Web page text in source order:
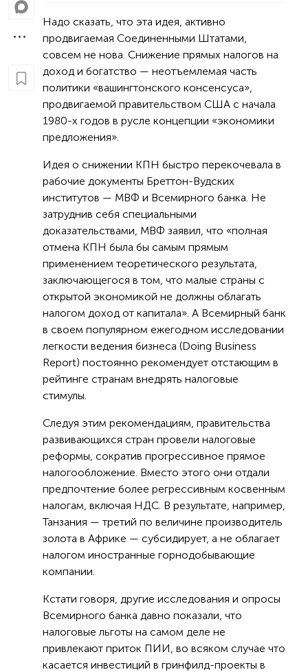
Надо сказать, что эта идея, активно
продвигаемая Соединенными Штатами,
совсем не нова. Снижение прямых налогов на
доход и богатство — неотъемлемая часть
политики «вашингтонского консенсуса»,
продвигаемой правительством США с начала
1980-х годов в русле концепции «экономики
предложения».
Идея о снижении КПН быстро перекочевала в
рабочие документы Бреттон-Вудских
институтов — МВФ и Всемирного банка. Не
затруднив себя специальными
доказательствами, МВФ заявил, что «полная
отмена КПН была бы самым прямым
применением теоретического результата,
заключающегося в том, что малые страны с
открытой экономикой не должны облагать
налогом доход от капитала». А Всемирный банк
в своем популярном ежегодном исследовании
легкости ведения бизнеса (Doing Business
Report) постоянно рекомендует отстающим в
рейтинге странам внедрять налоговые
стимулы.
Следуя этим рекомендациям, правительства
развивающихся стран провели налоговые
реформы, сократив прогрессивное прямое
налогообложение. Вместо этого они отдали
предпочтение более регрессивным косвенным
налогам, включая НДС. В результате, например,
Танзания — третий по величине производитель
золота в Африке — субсидирует, а не облагает
налогом иностранные горнодобывающие
компании.
Кстати говоря, другие исследования и опросы
Всемирного банка давно показали, что
налоговые льготы на самом деле не
привлекают приток ПИИ, во всяком случае что
касается инвестиций в гринфилд-проекты в